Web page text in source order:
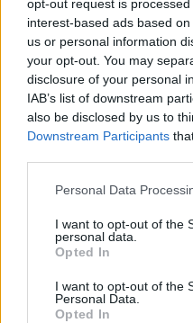
opt-out request is
interest-based ads based
us or personal information
your opt-out. You may
disclosure of your personal
IAB’s list of downstream
also be disclosed by us to
Downstream Participants
Personal Data
I want to opt-out of the
personal data.
Opted In
I want to opt-out of the
Personal Data.
Opted In